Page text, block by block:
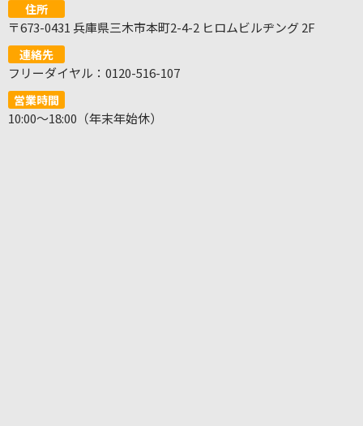
住所
〒673-0431 兵庫県三木市本町2-4-2 ヒロムビルヂング 2F
連絡先
フリーダイヤル：0120-516-107
営業時間
10:00～18:00（年末年始休）